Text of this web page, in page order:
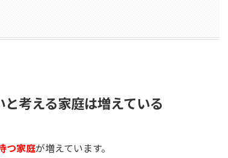
考える家庭は増えている
つ家庭が増えています。